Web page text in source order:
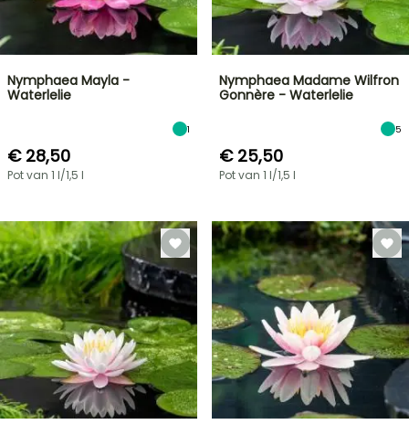
Nymphaea Mayla -
Waterlelie
1
€ 28,50
Pot van 1 l/1,5 l
Nymphaea Madame Wilfron
Gonnère - Waterlelie
5
€ 25,50
Pot van 1 l/1,5 l